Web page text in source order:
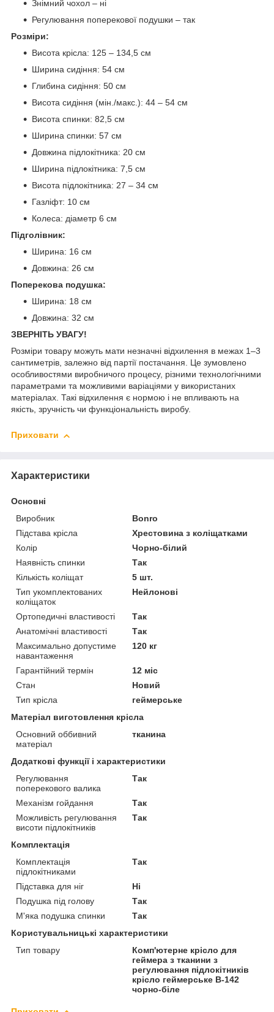
Знімний чохол – ні
Регулювання поперекової подушки – так
Розміри:
Висота крісла: 125 – 134,5 см
Ширина сидіння: 54 см
Глибина сидіння: 50 см
Висота сидіння (мін./макс.): 44 – 54 см
Висота спинки: 82,5 см
Ширина спинки: 57 см
Довжина підлокітника: 20 см
Ширина підлокітника: 7,5 см
Висота підлокітника: 27 – 34 см
Газліфт: 10 см
Колеса: діаметр 6 см
Підголівник:
Ширина: 16 см
Довжина: 26 см
Поперекова подушка:
Ширина: 18 см
Довжина: 32 см
ЗВЕРНІТЬ УВАГУ!
Розміри товару можуть мати незначні відхилення в межах 1–3
сантиметрів, залежно від партії постачання. Це зумовлено
особливостями виробничого процесу, різними технологічними
параметрами та можливими варіаціями у використаних
матеріалах. Такі відхилення є нормою і не впливають на
якість, зручність чи функціональність виробу.
Приховати
Характеристики
Основні
Виробник
Bonro
Підстава крісла
Хрестовина з коліщатками
Колір
Чорно-білий
Наявність спинки
Так
Кількість коліщат
5 шт.
Тип укомплектованих
коліщаток
Нейлонові
Ортопедичні властивості
Так
Анатомічні властивості
Так
Максимально допустиме
навантаження
120 кг
Гарантійний термін
12 міс
Стан
Новий
Тип крісла
геймерське
Матеріал виготовлення крісла
Основний оббивний
матеріал
тканина
Додаткові функції і характеристики
Регулювання
поперекового валика
Так
Механізм гойдання
Так
Можливість регулювання
висоти підлокітників
Так
Комплектація
Комплектація
підлокітниками
Так
Підставка для ніг
Ні
Подушка під голову
Так
М'яка подушка спинки
Так
Користувальницькі характеристики
Тип товару
Комп'ютерне крісло для
геймера з тканини з
регулювання підлокітників
крісло геймерське B-142
чорно-біле